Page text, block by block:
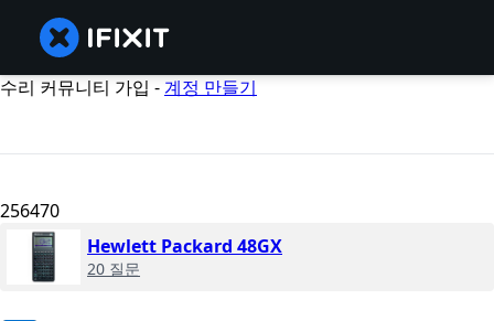
수리 커뮤니티 가입 -계정 만들기
256470
Hewlett Packard 48GX
20 질문